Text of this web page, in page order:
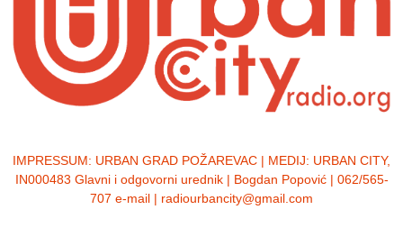
IMPRESSUM: URBAN GRAD POŽAREVAC | MEDIJ: URBAN CITY,
IN000483 Glavni i odgovorni urednik | Bogdan Popović | 062/565-
707 e-mail | radiourbancity@gmail.com